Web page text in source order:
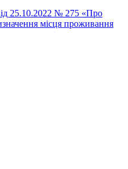
25.10.2022 № 275 «Про
місця проживання